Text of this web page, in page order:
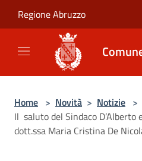
Regione Abruzzo
Home > Novità > Notizie >
Il saluto del Sindaco D’Alberto
dott.ssa Maria Cristina De